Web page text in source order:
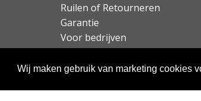
Wij maken gebruik van marketing cookies
Ruilen of Retourneren
Garantie
Voor bedrijven
Over KloegCom.nl